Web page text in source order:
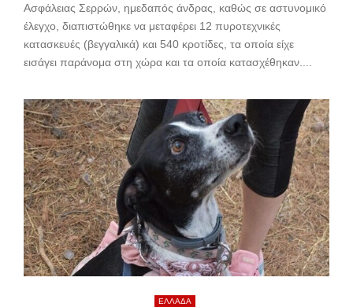
Ασφάλειας Σερρών, ημεδαπός άνδρας, καθώς σε αστυνομικό
έλεγχο, διαπιστώθηκε να μεταφέρει 12 πυροτεχνικές
κατασκευές (βεγγαλικά) και 540 κροτίδες, τα οποία είχε
εισάγει παράνομα στη χώρα και τα οποία κατασχέθηκαν....
ΕΛΛΑΔΑ